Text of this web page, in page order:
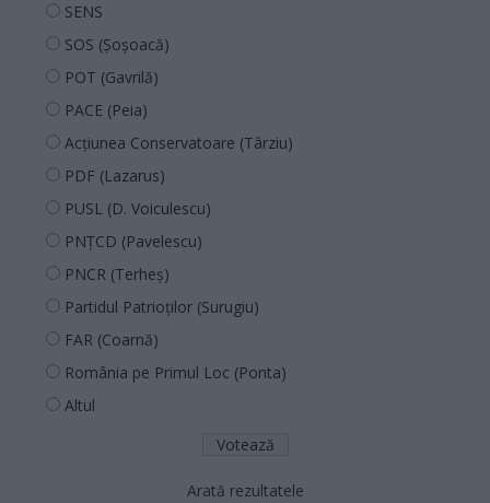
SENS
SOS (Șoșoacă)
POT (Gavrilă)
PACE (Peia)
Acțiunea Conservatoare (Târziu)
PDF (Lazarus)
PUSL (D. Voiculescu)
PNȚCD (Pavelescu)
PNCR (Terheș)
Partidul Patrioților (Surugiu)
FAR (Coarnă)
România pe Primul Loc (Ponta)
Altul
Arată rezultatele